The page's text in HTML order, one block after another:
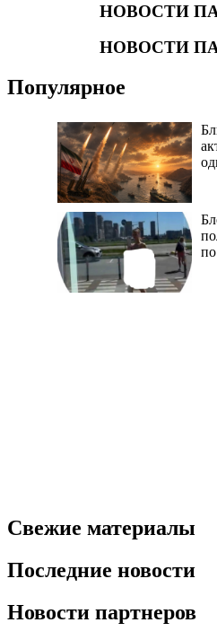
НОВОСТИ
НОВОСТИ
Популярное
Свежие материалы
Последние новости
Новости партнеров